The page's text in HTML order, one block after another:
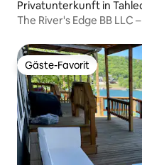
Privatunterkunft in
The River's Edge BB LLC
Gäste-Favorit
Gäste-Favorit